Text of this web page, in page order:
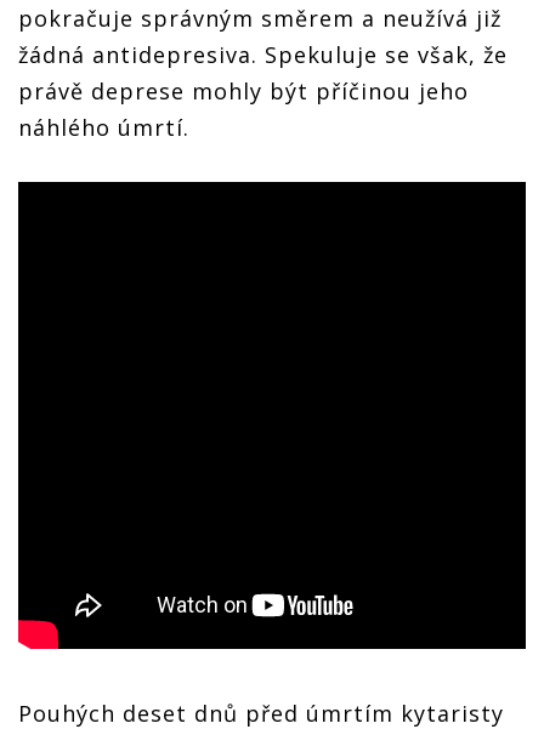
pokračuje správným směrem a neužívá již
žádná antidepresiva. Spekuluje se však, že
právě deprese mohly být příčinou jeho
náhlého úmrtí.
Pouhých deset dnů před úmrtím kytaristy